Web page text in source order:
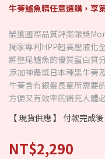
牛蒡鱸魚精任意選購，享
榮獲國際品質評鑑銀獎
獨家專利HPP超高壓液化
將整尾鱸魚的優質蛋白質
添加神農獎日本種黑牛蒡
牛蒡含有銀髮長輩所需要
方便又有效率的補充人體
【 現貨供應 】 付款完成
NT$2,290